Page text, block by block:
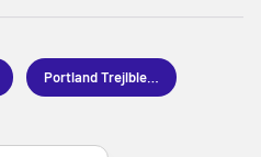
Portland Trejlblejzers